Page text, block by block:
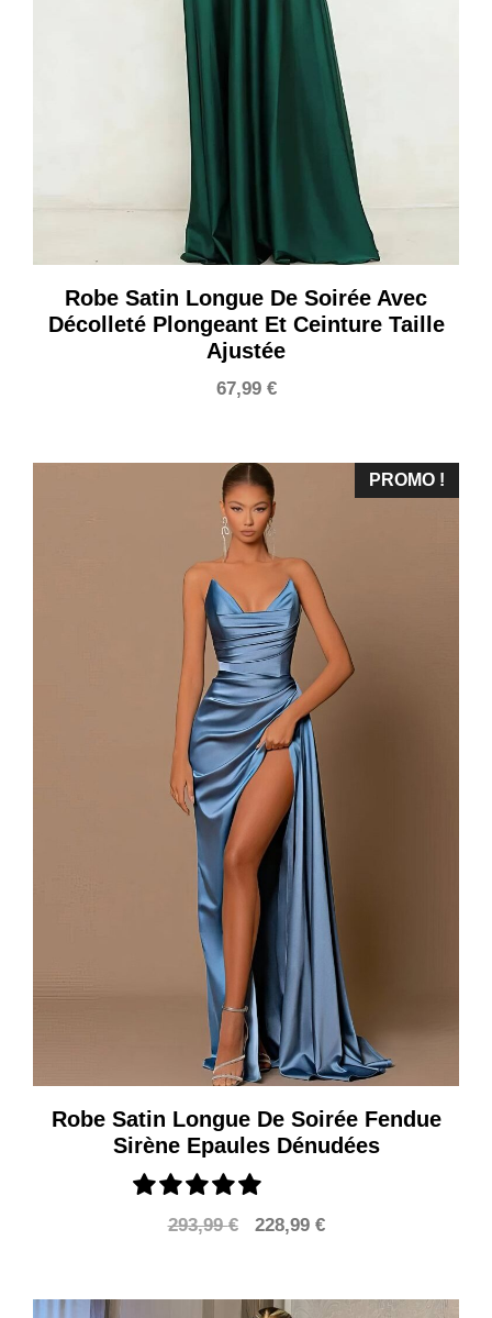
Robe Satin Longue De Soirée Avec
Décolleté Plongeant Et Ceinture Taille
Ajustée
67,99 €
PROMO !
Robe Satin Longue De Soirée Fendue
Sirène Epaules Dénudées
293,99€
Le
était :
228,99 €Le
est :